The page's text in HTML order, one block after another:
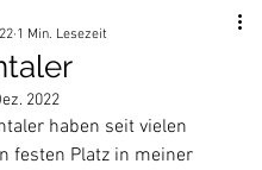
1 Min. Lesezeit
2022
haben seit vielen
festen Platz in meiner